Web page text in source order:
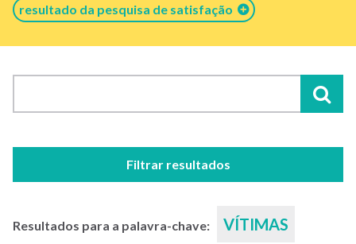
resultado da pesquisa de satisfação
Filtrar resultados
Resultados para a palavra-chave: VÍTIMAS